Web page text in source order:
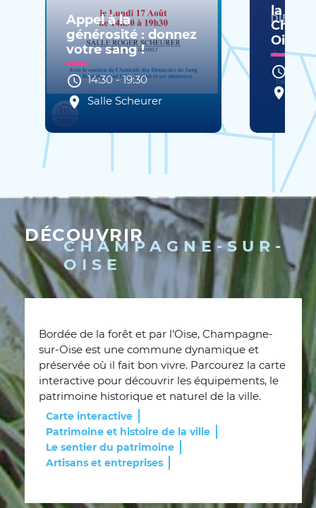
Appel à la
générosité : donnez
votre sang !
14:30-19:30
Salle Scheurer
la
Oise
DÉCOUVRIR
CHAMPAGNE-SUR-
OISE
Bordée de la forêt et par l’Oise, Champagne-
sur-Oise est une commune dynamique et
préservée où il fait bon vivre. Parcourez la carte
interactive pour découvrir les équipements, le
patrimoine historique et naturel de la ville.
Carte interactive
Patrimoine et histoire de la ville
Le sentier du patrimoine
Artisans et entreprises